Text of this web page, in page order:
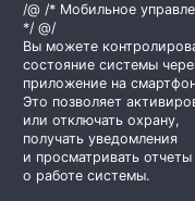
/@ /* Мобильное
*/ @/
Вы можете
состояние системы
приложение на
Это позволяет
или отключать охрану,
получать уведомления
и просматривать отчеты
о работе системы.